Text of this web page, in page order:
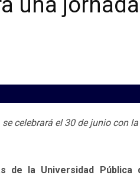
celebrará el 30 de junio con
de la Universidad